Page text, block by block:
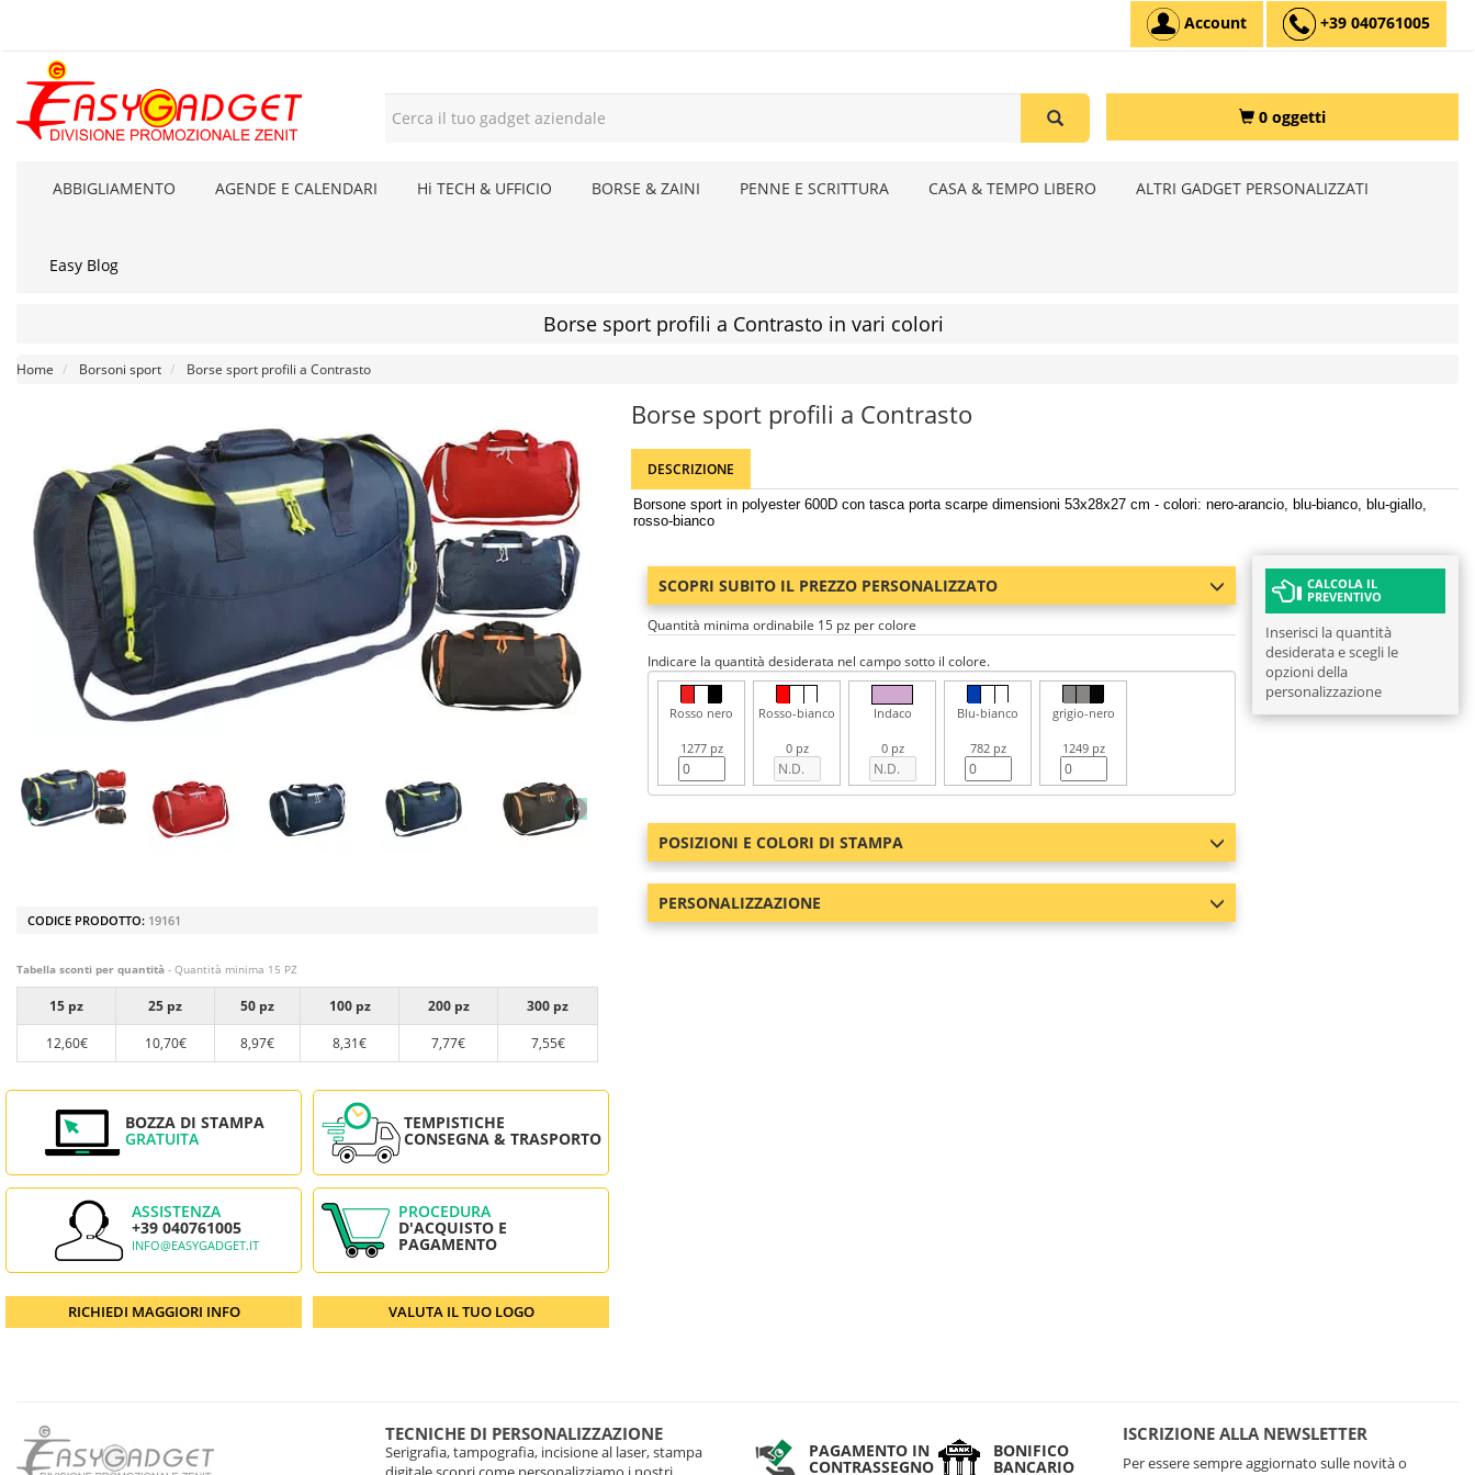
Account +39 040761005
0 oggetti
ABBIGLIAMENTO AGENDE E CALENDARI Hi TECH & UFFICIO BORSE & ZAINI PENNE E SCRITTURA CASA & TEMPO LIBERO ALTRI GADGET PERSONALIZZATI
Easy Blog
Borse sport profili a Contrasto in vari colori
Home Borsoni sport Borse sport profili a Contrasto
CODICE PRODOTTO: 19161
Tabella sconti per quantità - Quantità minima 15 PZ
15 pz 25 pz 50 pz 100 pz 200 pz
300 pz
12,60€
10,70€ 8,97€ 8,31€ 7,77€ 7,55€
BOZZA DI STAMPA
GRATUITA
TEMPISTICHE
CONSEGNA & TRASPORTO
ASSISTENZA
+39 040761005
INFO@EASYGADGET.IT
PROCEDURA
D'ACQUISTO E
PAGAMENTO
RICHIEDI MAGGIORI INFO VALUTA IL TUO LOGO
Borse sport profili a Contrasto
DESCRIZIONE
Borsone sport in polyester 600D con tasca porta scarpe dimensioni 53x28x27 cm - colori: nero-arancio, blu-bianco, blu-giallo,
rosso-bianco
SCOPRI SUBITO IL PREZZO PERSONALIZZATO
Quantità minima ordinabile 15 pz per colore
Indicare la quantità desiderata nel campo sotto il colore.
Rosso nero
1277 pz
Rosso-bianco
0 pz
Indaco
0 pz
Blu-bianco
782 pz
grigio-nero
1249 pz
POSIZIONI E COLORI DI STAMPA
PERSONALIZZAZIONE
CALCOLA IL
PREVENTIVO
Inserisci la quantità
desiderata e scegli le
opzioni della
personalizzazione
TECNICHE DI PERSONALIZZAZIONE
Serigrafia, tampografia, incisione al laser, stampa
PAGAMENTO IN
CONTRASSEGNO
BONIFICO
BANCARIO
ISCRIZIONE ALLA NEWSLETTER
Per essere sempre aggiornato sulle novità o